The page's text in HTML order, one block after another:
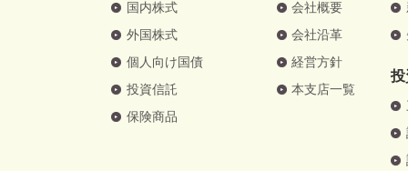
国内株式
外国株式
個人向け国債
投資信託
保険商品
会社概要
会社沿革
経営方針
本支店一覧